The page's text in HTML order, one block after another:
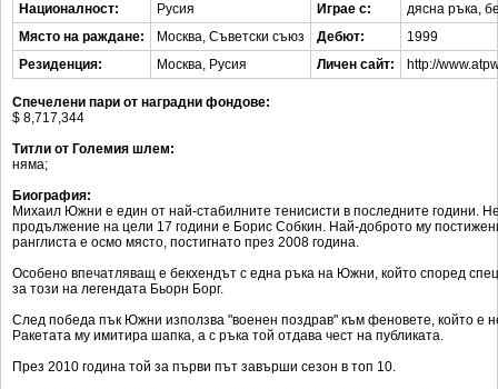
LIVE SCORES
ТУРНИРИ
SOFIA OPEN
КЛУБОВЕ
БЛОГ
ВИДЕО
ЖЪЛТО
РАКЕТНИ
Любопитно
Истории
Ретро
Спорт&Фитнес
Други
Любители
Националност:
Русия Играе с:
дясна ръка,
Място на раждане:
Москва, Съветски съюз Дебют:
1999
Резиденция:
Москва, Русия Личен сайт: http://
Спечелени пари от наградни фондове:
$ 8,717,344
Титли от Големия шлем:
няма;
Биография:
Михаил Южни е един от най-стабилните тенисисти в последните години.
продължение на цели 17 години е Борис Собкин. Най-доброто му
ранглиста е осмо място, постигнато през 2008 година.
Особено впечатляващ е бекхендът с една ръка на Южни, който според
за този на легендата Бьорн Борг.
След победа пък Южни използва "военен поздрав" към феновете, който е
Ракетата му имитира шапка, а с ръка той отдава чест на публиката.
През 2010 година той за първи път завърши сезон в топ 10.